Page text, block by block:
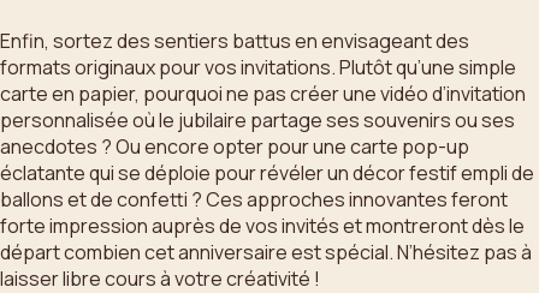
Enfin, sortez des sentiers battus en envisageant des
formats originaux pour vos invitations. Plutôt qu’une simple
carte en papier, pourquoi ne pas créer une vidéo d’invitation
personnalisée où le jubilaire partage ses souvenirs ou ses
anecdotes ? Ou encore opter pour une carte pop-up
éclatante qui se déploie pour révéler un décor festif empli de
ballons et de confetti ? Ces approches innovantes feront
forte impression auprès de vos invités et montreront dès le
départ combien cet anniversaire est spécial. N’hésitez pas à
laisser libre cours à votre créativité !